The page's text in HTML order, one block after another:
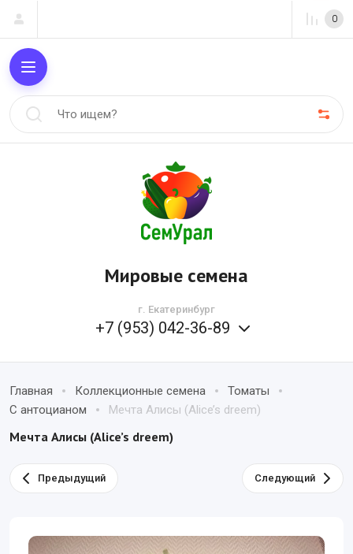
0
Мировые семена
г. Екатеринбург
+7 (953) 042-36-89
Главная Коллекционные семена
Томаты
С антоцианом
Мечта Алисы (Alice’s dreem)
Мечта Алисы (Alice’s dreem)
Предыдущий Следующий